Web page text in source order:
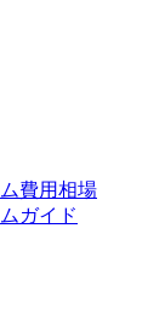
費用相場
ガイド